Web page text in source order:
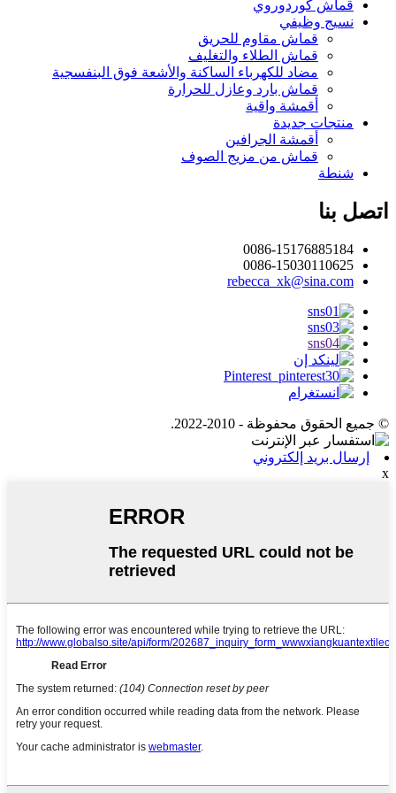
قماش كوردوروي
نسيج وظيفي
قماش مقاوم للحريق
قماش الطلاء والتغليف
مضاد للكهرباء الساكنة والأشعة فوق البنفسجية
قماش بارد وعازل للحرارة
أقمشة واقية
منتجات جديدة
أقمشة الجرافين
قماش من مزيج الصوف
شنطة
اتصل بنا
0086-15176885184
0086-15030110625
rebecca_xk@sina.com
© جميع الحقوق محفوظة - 2010-2022.
إرسال بريد إلكتروني
x